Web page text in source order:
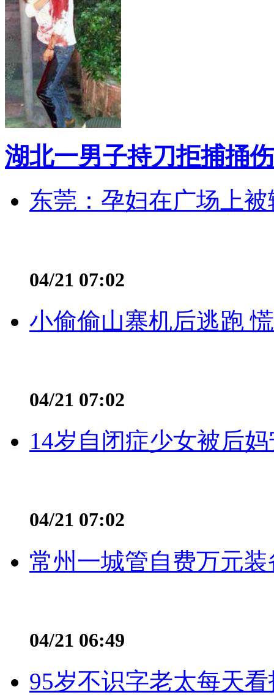
湖北一男子持刀拒捕捅
东莞：孕妇在广场上
04/21 07:02
小偷偷山寨机后逃跑
04/21 07:02
14岁自闭症少女被后
04/21 07:02
常州一城管自费万元
04/21 06:49
95岁不识字老太每天